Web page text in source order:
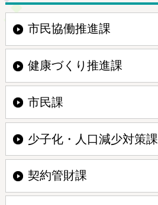
市民協働推進課
健康づくり推進課
市民課
少子化・人口減少対策課
契約管財課